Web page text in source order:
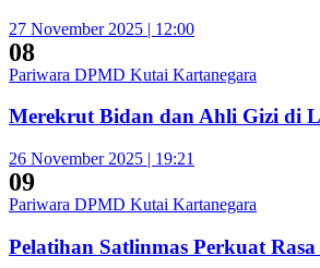
27 November 2025 | 12:00
08
Pariwara DPMD Kutai Kartanegara
Merekrut Bidan dan Ahli Gizi di
26 November 2025 | 19:21
09
Pariwara DPMD Kutai Kartanegara
Pelatihan Satlinmas Perkuat